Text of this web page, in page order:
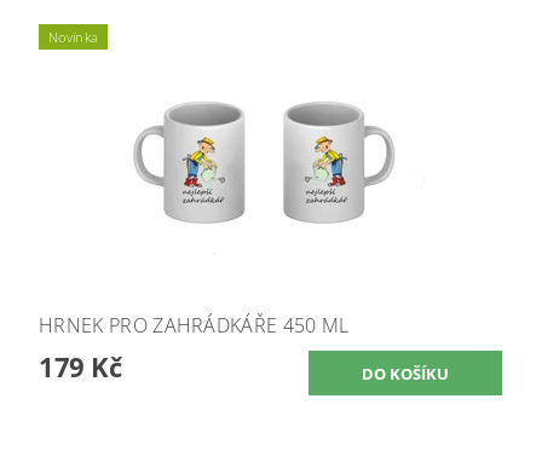
Novinka
HRNEK PRO ZAHRÁDKÁŘE 450 ML
179 Kč